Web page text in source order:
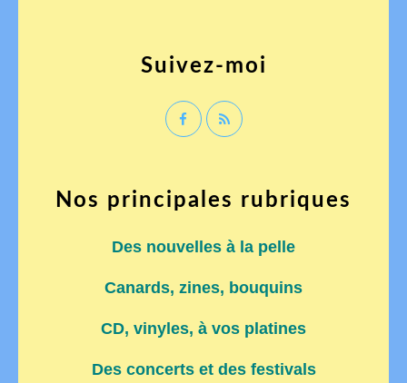
Suivez-moi
Nos principales rubriques
Des nouvelles à la pelle
Canards, zines, bouquins
CD, vinyles, à vos platines
Des concerts et des festivals